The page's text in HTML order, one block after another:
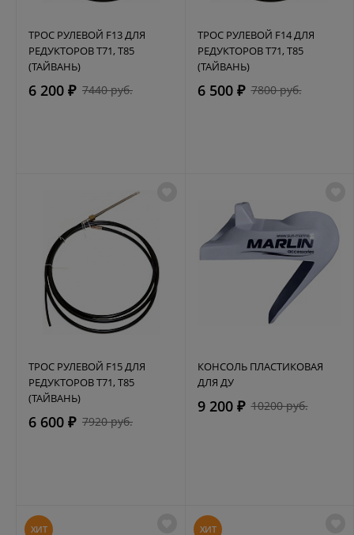
ТРОС РУЛЕВОЙ F13 ДЛЯ
РЕДУКТОРОВ Т71, Т85
(ТАЙВАНЬ)
6 200 ₽ 7440 руб.
ТРОС РУЛЕВОЙ F14 ДЛЯ
РЕДУКТОРОВ Т71, Т85
(ТАЙВАНЬ)
6 500 ₽ 7800 руб.
ТРОС РУЛЕВОЙ F15 ДЛЯ
РЕДУКТОРОВ Т71, Т85
(ТАЙВАНЬ)
6 600 ₽ 7920 руб.
КОНСОЛЬ ПЛАСТИКОВАЯ
ДЛЯ ДУ
9 200 ₽ 10200 руб.
ХИТ ХИТ